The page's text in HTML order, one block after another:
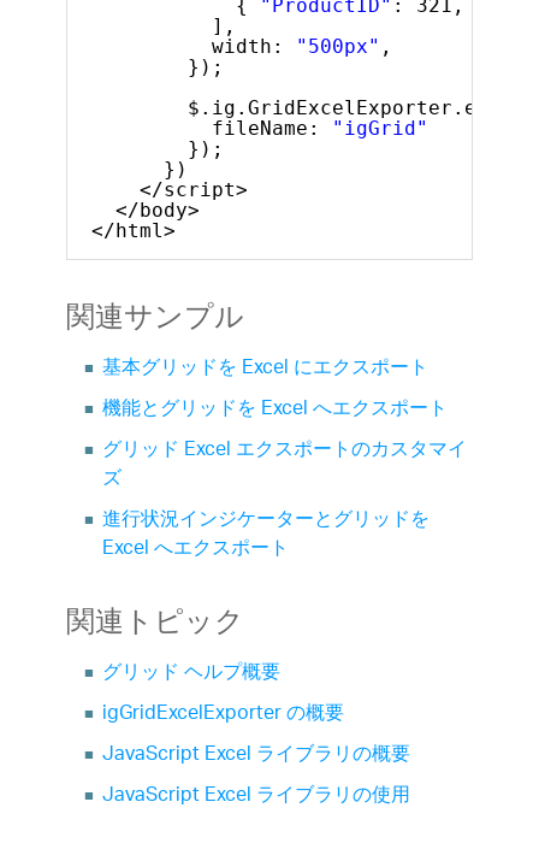
{ "ProductID" : 321,
],
width:
"500px" ,
});
fileName:
"igGrid"
});
})
</script>
</body>
</html>
関連サンプル
基本グリッドを Excel にエクスポート
機能とグリッドを Excel へエクスポート
グリッド Excel エクスポートのカスタマイ
ズ
進行状況インジケーターとグリッドを
Excel へエクスポート
関連トピック
グリッド ヘルプ概要
igGridExcelExporter の概要
JavaScript Excel ライブラリの概要
JavaScript Excel ライブラリの使用